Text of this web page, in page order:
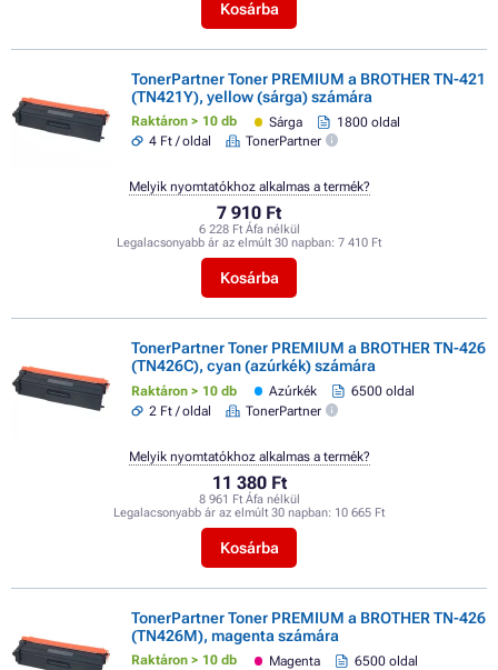
Kosárba
TonerPartner Toner PREMIUM a BROTHER TN-421
(TN421Y), yellow (sárga) számára
Raktáron > 10 db Sárga
1800 oldal
4 Ft / oldal
TonerPartner
7 910 Ft
6 228 Ft Áfa nélkül
Legalacsonyabb ár az elmúlt 30 napban: 7 410 Ft
Kosárba
Melyik nyomtatókhoz alkalmas a termék?
TonerPartner Toner PREMIUM a BROTHER TN-426
(TN426C), cyan (azúrkék) számára
Raktáron > 10 db Azúrkék
6500 oldal
2 Ft / oldal
TonerPartner
11 380 Ft
8 961 Ft Áfa nélkül
Legalacsonyabb ár az elmúlt 30 napban: 10 665 Ft
Kosárba
Melyik nyomtatókhoz alkalmas a termék?
TonerPartner Toner PREMIUM a BROTHER TN-426
(TN426M), magenta számára
Raktáron > 10 db Magenta
6500 oldal